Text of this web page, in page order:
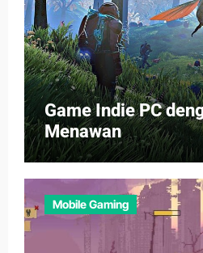
Game Indie PC
Menawan
Mobile Gaming